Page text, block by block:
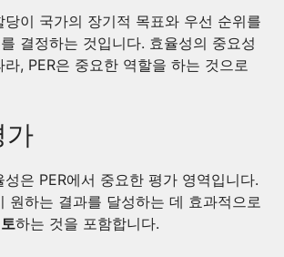
당이 국가의 장기적 목표와 우선 순위를
결정하는 것입니다. 효율성의 중요성
, PER은 중요한 역할을 하는 것으로
가
은 PER에서 중요한 평가 영역입니다.
원하는 결과를 달성하는 데 효과적으로
하는 것을 포함합니다.